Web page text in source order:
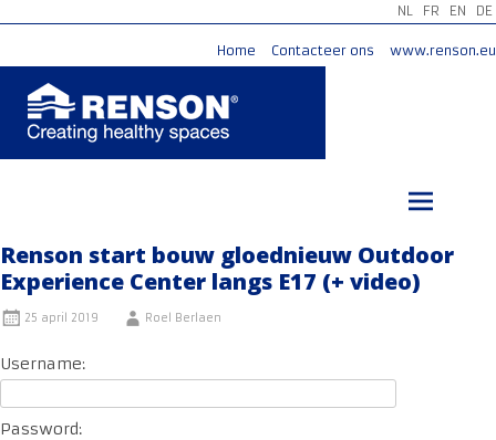
NL FR EN DE
Home Contacteer ons www.renson.eu
Renson start bouw gloednieuw Outdoor
Experience Center langs E17 (+ video)
25 april 2019 Roel Berlaen
Username:
Password: